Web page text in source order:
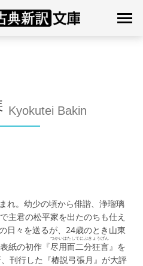
Kyokutei Bakin
れ。幼少の頃から俳諧、浄瑠璃
主君の松平家を出たのちも仕え
日々を送るが、24歳のとき山東
紙の初作『尽用而二分狂言
つかいはたしてにぶきょうげん
』を
刊行した『椿説弓張月』が大評